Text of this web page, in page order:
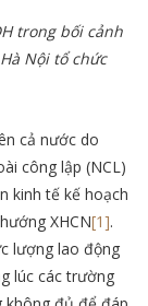
trong bối cảnh
Nội tổ chức
cả nước do
công lập (NCL)
kinh tế kế hoạch
XHCN[1].
lượng lao động
lúc các trường